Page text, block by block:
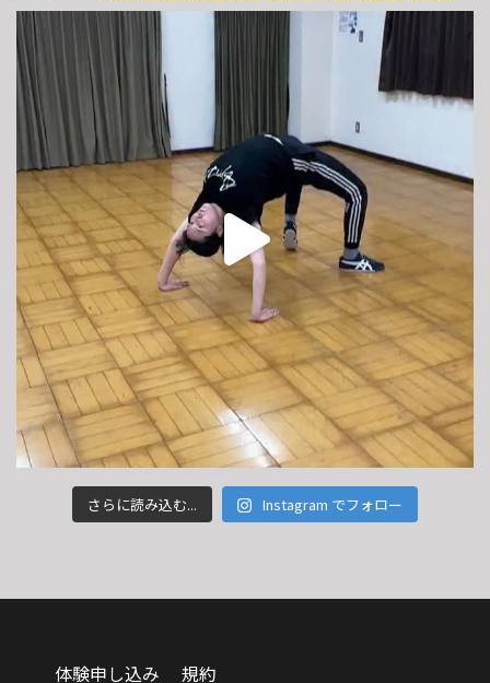
さらに読み込む... Instagram でフォロー
体験申し込み 規約